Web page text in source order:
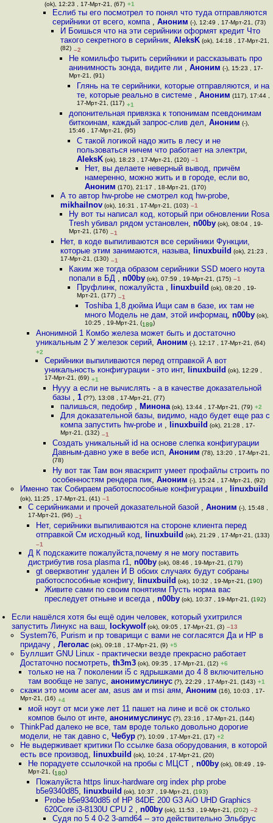
(ok), 12:23 , 17-Мрт-21, (67) +1
Еслиб ты его посмотрел то понял что туда отправляются
серийники от всего, компа , Аноним (-), 12:49 , 17-Мрт-21, (73)
И Боишься что на эти серийники оформят кредит Что
такого секретного в серийник,AleksK (ok), 14:18 , 17-Мрт-21,
(82) –2
Не комильфо тырить серийники и рассказывать про
анинимность зонда, видите ли , Аноним (-), 15:23 , 17-
Мрт-21, (91)
Глянь на те серийники, которые отправляются, и на
те, которые реально в системе , Аноним (117), 17:44 ,
17-Мрт-21, (117) +1
допонительная привязка к топонимам псевдонимам
биткоинам, каждый запрос-слив дел, Аноним (-),
15:46 , 17-Мрт-21, (95)
С такой логикой надо жить в лесу и не
пользоваться ничем что работает на электри,
AleksK(ok), 18:23 , 17-Мрт-21, (120) –1
Нет, вы делаете неверный вывод, причём
намеренно, можно жить и в городе, если во,
Аноним (170), 21:17 , 18-Мрт-21, (170)
А то автор hw-probe не смотрел код hw-probe,
mikhailnov (ok), 16:31 , 17-Мрт-21, (103) –1
Ну вот ты написал код, который при обновлении Rosa
Tresh убивал рядом установлен, n00by(ok), 08:04 , 19-
Мрт-21, (176) –1
Нет, в коде выпиливаются все серийники Функции,
которые этим занимаются, называ, linuxbuild (ok), 21:23 ,
17-Мрт-21, (130) –1
Каким же тогда образом серийники SSD моего ноута
попали в БД , n00by(ok), 07:59 , 19-Мрт-21, (175) –1
Пруфлинк, пожалуйста , linuxbuild (ok), 08:20 , 19-
Мрт-21, (177) –1
Toshiba 1,8 дюйма Ищи сам в базе, их там не
много Модель не дам, этой информац,n00by (ok),
10:25 , 19-Мрт-21, (189)
Анонимной 1 Комбо железа может быть и достаточно
уникальным 2 У железок серий,Аноним (-), 12:17 , 17-Мрт-21, (64)
+2
Серийники выпиливаются перед отправкой А вот
уникальность конфигурации - это инт, linuxbuild (ok), 12:29 ,
17-Мрт-21, (69) +1
Нууу а если не вычислять - а в качестве доказательной
базы , 1(??), 13:08 , 17-Мрт-21, (77)
палишься, педобир , Минона (ok), 13:44 , 17-Мрт-21, (79) +2
Для доказательной базы, видимо, надо будет еще раз с
компа запустить hw-probe и , linuxbuild (ok), 21:28 , 17-
Мрт-21, (132) –1
Создать уникальный id на основе слепка конфигурации
Давным-давно уже в вебе исп, Аноним (78), 13:20 , 17-Мрт-21,
(78)
Ну вот так Там вон яваскрипт умеет профайлы строить по
особенностям рендера пик, Аноним (-), 15:24 , 17-Мрт-21, (92)
Именно так Собираем работоспособные конфигурации , linuxbuild
(ok), 11:25 , 17-Мрт-21, (41) –1
С серийниками и прочей доказательной базой , Аноним (-), 15:48 ,
17-Мрт-21, (96) –1
Нет, серийники выпиливаются на стороне клиента перед
отправкой См исходный код, linuxbuild (ok), 21:29 , 17-Мрт-21, (133)
–1
Д К подскажите пожалуйста,почему я не могу поставить
дистрибутив rosa plasma r1, n00by(ok), 08:46 , 19-Мрт-21, (179)
gt оверквотинг удален И В обоих случаях будут собраны
работоспособные конфигу, linuxbuild (ok), 10:32 , 19-Мрт-21, (190)
Живите сами по своим понятиям Пусть норма вас
преследует отныне и всегда , n00by(ok), 10:37 , 19-Мрт-21, (192)
Если нашёлся хотя бы ещё один человек, который ухитрился
запустить Линукс на ваш, lockywolf(ok), 09:05 , 17-Мрт-21, (3) –13
System76, Purism и пр товарищи с вами не согласятся Да и HP в
придачу , Леголас(ok), 09:18 , 17-Мрт-21, (9) +5
Буллшит GNU Linux - практически везде прекрасно работает
Достаточно посмотреть, th3m3(ok), 09:35 , 17-Мрт-21, (12) +6
только не на 7 поколении i5 с ядрышками до 4 8 включительно
там вообще не запус, анонимуслинус(?), 22:29 , 17-Мрт-21, (143) +1
скажи это моим acer ам, asus ам и msi аям, Аноним (16), 10:03 , 17-
Мрт-21, (16) +4
мой ноут от мси уже лет 11 пашет на лине и всё ок столько
компов было от инте, анонимуслинус(?), 23:16 , 17-Мрт-21, (144)
ThinkPad далеко не все, там вроде только довольно дорогие
модели, не так давно с, Чебур(?), 10:09 , 17-Мрт-21, (17) +2
Не выдерживает критики По ссылке база оборудования, в которой
есть все производ, linuxbuild (ok), 10:24 , 17-Мрт-21, (20)
Не порадуете ссылочкой на пробы с МЦСТ , n00by(ok), 08:49 , 19-
Мрт-21, (180)
Пожалуйста https linux-hardware org index php probe
b5e9340d85, linuxbuild (ok), 10:37 , 19-Мрт-21, (193)
Probe b5e9340d85 of HP 84DE 200 G3 AiO UHD Graphics
620Core i3-8130U CPU 2 , n00by(ok), 11:53 , 19-Мрт-21, (202) –2
Судя по 5 4 0-2 3-amd64 -- это действительно Эльбрус